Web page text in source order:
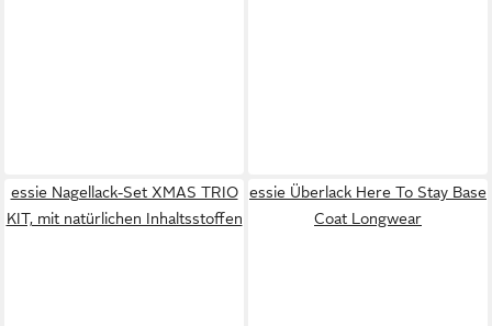
essie Nagellack-Set XMAS TRIO
KIT, mit natürlichen Inhaltsstoffen
essie Überlack Here To Stay Base
Coat Longwear